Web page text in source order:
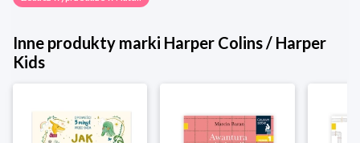
Inne produkty marki Harper Colins / Harper
Kids